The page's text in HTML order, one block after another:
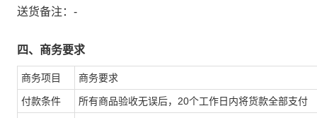
送货备注： -
四、商务要求
商务项目 商务要求
付款条件 所有商品验收无误后，20个工作日内将货款全部支付